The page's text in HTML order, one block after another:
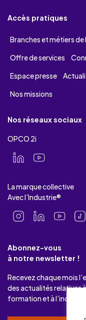
Accès pratiques
Branches et métiers de
Offre de services
Espace presse
Nos missions
Nos réseaux sociaux
OPCO 2i
La marque collective
Avec l’Industrie®
Abonnez-vous
à notre newsletter !
Recevez chaque mois
des actualités relatives
formation et à l’industrie.